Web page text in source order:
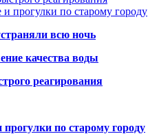
прогулки по старому городу
всю ночь
качества воды
реагирования
по старому городу